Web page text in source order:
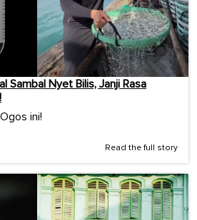
Sambal Nyet Bilis, Janji Rasa
ini!
Read the full story